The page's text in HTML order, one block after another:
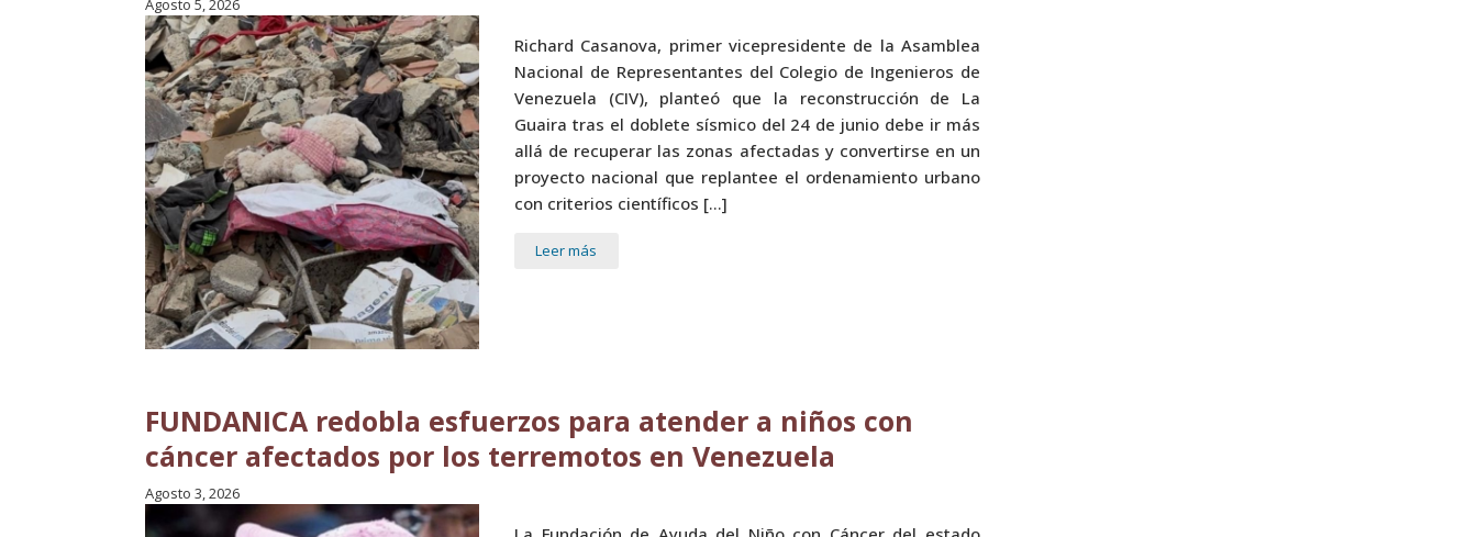
Agosto 5, 2026
Richard Casanova, primer vicepresidente de la Asamblea
Nacional de Representantes del Colegio de Ingenieros de
Venezuela (CIV), planteó que la reconstrucción de La
Guaira tras el doblete sísmico del 24 de junio debe ir más
allá de recuperar las zonas afectadas y convertirse en un
proyecto nacional que replantee el ordenamiento urbano
con criterios científicos […]
Leer más
FUNDANICA redobla esfuerzos para atender a niños con
cáncer afectados por los terremotos en Venezuela
Agosto 3, 2026